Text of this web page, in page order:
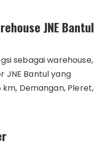
JNE Bantul
sebagai warehouse,
JNE Bantul yang
km, Demangan, Pleret,